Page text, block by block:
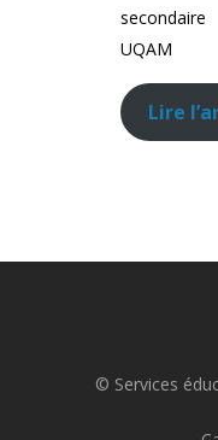
UQAM
Lire
© Services